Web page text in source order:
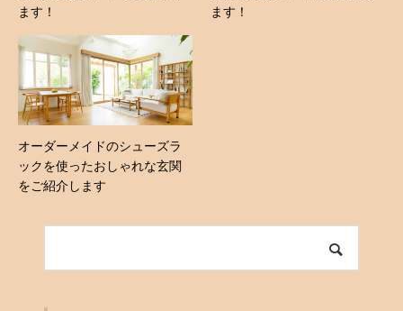
ます！
ます！
オーダーメイドのシューズラ
ックを使ったおしゃれな玄関
をご紹介します